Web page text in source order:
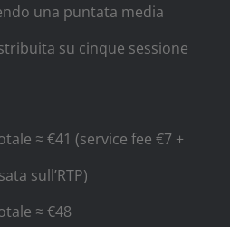
una puntata media
su cinque sessione
≈ €41 (service fee €7 +
sull’RTP)
≈ €48